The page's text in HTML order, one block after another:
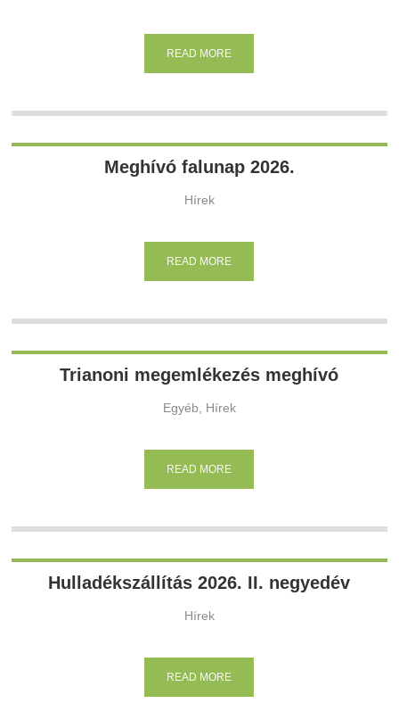
READ MORE
Meghívó falunap 2026.
Hírek
READ MORE
Trianoni megemlékezés meghívó
Egyéb, Hírek
READ MORE
Hulladékszállítás 2026. II. negyedév
Hírek
READ MORE